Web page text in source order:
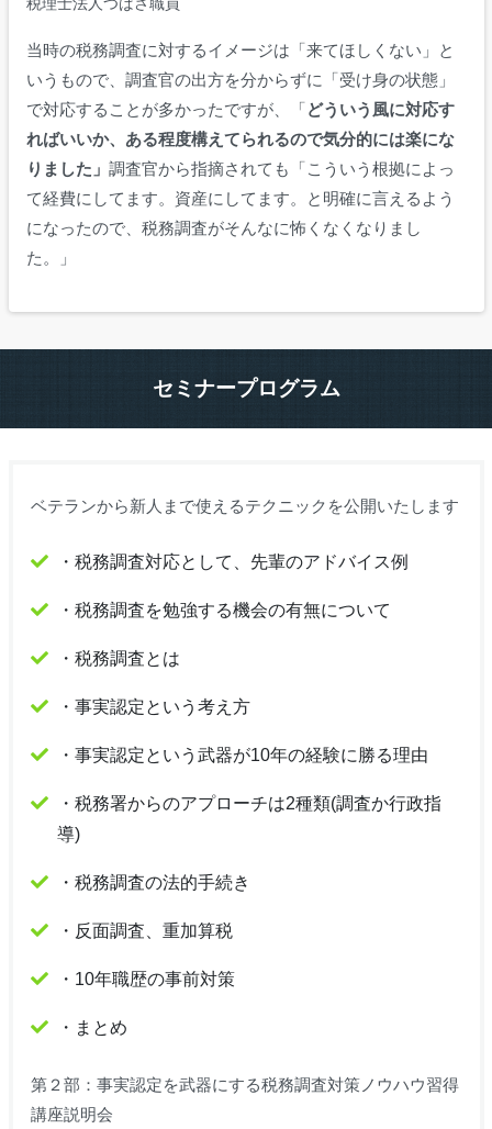
当時の税務調査に対するイメージは「来てほしくない」と
いうもので、調査官の出方を分からずに「受け身の状態」
で対応することが多かったですが、「どういう風に対応す
ればいいか、ある程度構えてられるので気分的には楽にな
りました」 調査官から指摘されても「こういう根拠によっ
て経費にしてます。資産にしてます。と明確に言えるよう
になったので、税務調査がそんなに怖くなくなりまし
た。」
セミナープログラム
ベテランから新人まで使えるテクニックを公開いたします
・税務調査対応として、先輩のアドバイス例
・税務調査を勉強する機会の有無について
・税務調査とは
・事実認定という考え方
・事実認定という武器が10年の経験に勝る理由
・税務署からのアプローチは2種類(調査か行政指
導)
・税務調査の法的手続き
・反面調査、重加算税
・10年職歴の事前対策
・まとめ
第２部：事実認定を武器にする税務調査対策ノウハウ習得
講座説明会